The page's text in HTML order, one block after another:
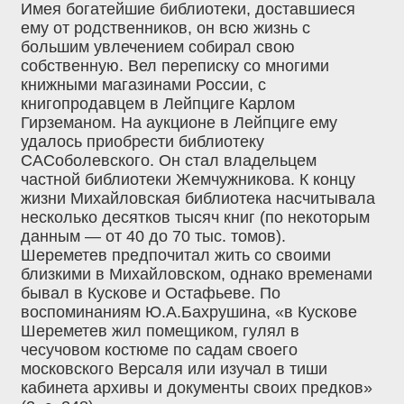
Имея богатейшие библиотеки, доставшиеся
ему от родственников, он всю жизнь с
большим увлечением собирал свою
собственную. Вел переписку со многими
книжными магазинами России, с
книгопродавцем в Лейпциге Карлом
Гирземаном. На аукционе в Лейпциге ему
удалось приобрести библиотеку
САСоболевского. Он стал владельцем
частной библиотеки Жемчужникова. К концу
жизни Михайловская библиотека насчитывала
несколько десятков тысяч книг (по некоторым
данным — от 40 до 70 тыс. томов).
Шереметев предпочитал жить со своими
близкими в Михайловском, однако временами
бывал в Кускове и Остафьеве. По
воспоминаниям Ю.А.Бахрушина, «в Кускове
Шереметев жил помещиком, гулял в
чесучовом костюме по садам своего
московского Версаля или изучал в тиши
кабинета архивы и документы своих предков»